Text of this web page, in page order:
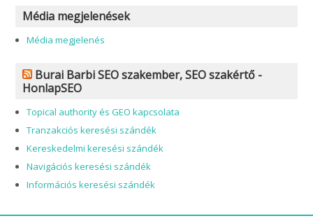
Média megjelenések
Média megjelenés
Burai Barbi SEO szakember, SEO szakértő -
HonlapSEO
Topical authority és GEO kapcsolata
Tranzakciós keresési szándék
Kereskedelmi keresési szándék
Navigációs keresési szándék
Információs keresési szándék